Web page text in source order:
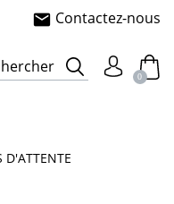
D'ATTENTE
mail Contactez-nous
0